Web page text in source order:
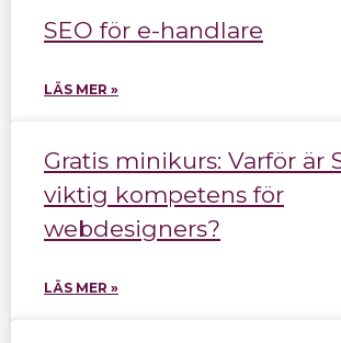
SEO för e-handlare
LÄS MER »
Gratis minikurs: Varför är
viktig kompetens för
webdesigners?
LÄS MER »